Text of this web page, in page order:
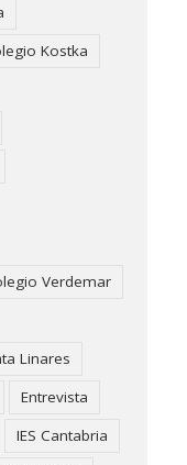
Kostka
Verdemar
Linares
Entrevista
IES Cantabria